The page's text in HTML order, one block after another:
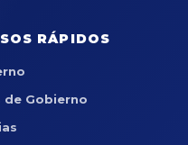
RÁPIDOS
de Gobierno